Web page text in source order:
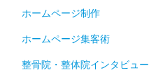
ホームページ制作
ホームページ集客術
整骨院・整体院インタビュー